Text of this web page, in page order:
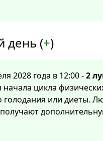
день (+)
2028 года в 12:00 -2
цикла
голодания или диеты.